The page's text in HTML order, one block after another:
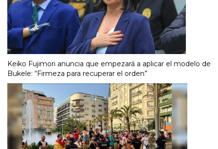
Keiko Fujimori anuncia que empezará a aplicar el modelo de
Bukele: “Firmeza para recuperar el orden”